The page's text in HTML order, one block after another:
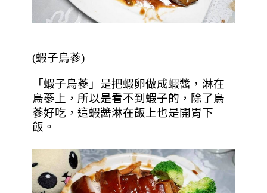
(蝦子烏蔘)
「蝦子烏蔘」是把蝦卵做成蝦醬，淋在
烏蔘上，所以是看不到蝦子的，除了烏
蔘好吃，這蝦醬淋在飯上也是開胃下
飯。